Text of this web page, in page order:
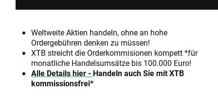
Weltweite Aktien handeln, ohne an hohe
Ordergebühren denken zu müssen!
XTB streicht die Orderkommisionen kompett *für
monatliche Handelsumsätze bis 100.000 Euro!
Alle Details hier - Handeln auch Sie mit XTB
kommissionsfrei*